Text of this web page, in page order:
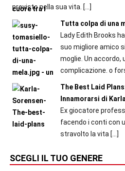
previsto nella sua vita. […]
Tutta colpa di una
Lady Edith Brooks
suo migliore amico
moglie. Un accordo,
complicazione. o
The Best Laid
Innamorarsi di
Ex giocatore
facendo i conti con
stravolto la vita […]
SCEGLI IL TUO GENERE